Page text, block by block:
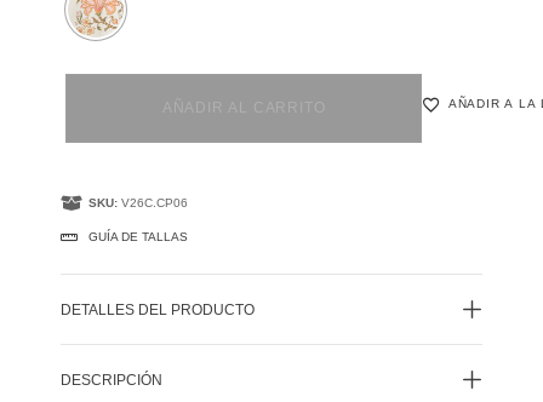
AÑADIR AL CARRITO AÑADIR A LA
SKU: V26C.CP06
GUÍA DE TALLAS
DETALLES DEL PRODUCTO
DESCRIPCIÓN